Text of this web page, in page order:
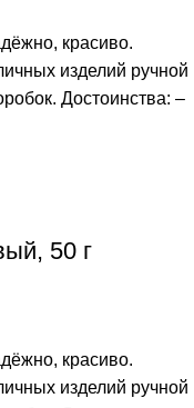
красиво.
изделий ручной
Достоинства: –
50 г
красиво.
изделий ручной